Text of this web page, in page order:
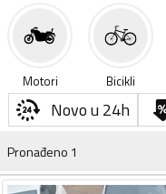
Motori Bicikli
Novo u 24h
Pronađeno 1